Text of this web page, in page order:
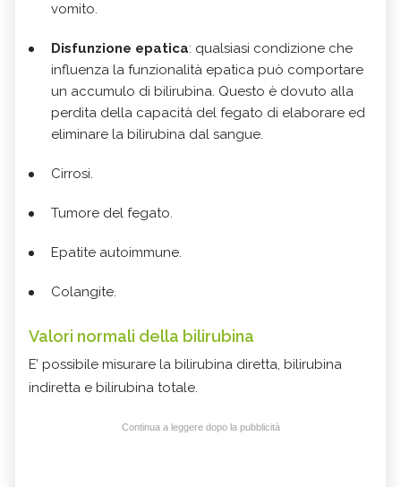
vomito.
Disfunzione epatica: qualsiasi condizione che
influenza la funzionalità epatica può comportare
un accumulo di bilirubina. Questo è dovuto alla
perdita della capacità del fegato di elaborare ed
eliminare la bilirubina dal sangue.
Cirrosi.
Tumore del fegato.
Epatite autoimmune.
Colangite.
Valori normali della bilirubina
E’ possibile misurare la bilirubina diretta, bilirubina
indiretta e bilirubina totale.
Continua a leggere dopo la pubblicità